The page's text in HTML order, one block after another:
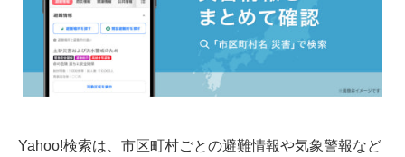
Yahoo!検索は、市区町村ごとの避難情報や気象警報など